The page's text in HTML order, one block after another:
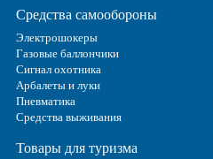
Средства самообороны
Электрошокеры
Газовые баллончики
Сигнал охотника
Арбалеты и луки
Пневматика
Средства выживания
Товары для туризма